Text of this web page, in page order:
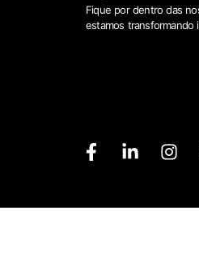
Fique por dentro das
estamos transformando